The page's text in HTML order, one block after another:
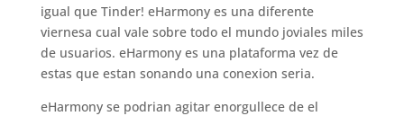
igual que Tinder! eHarmony es una diferente
viernes­a cual vale sobre todo el mundo joviales miles
de usuarios. eHarmony es una plataforma vez de
estas que estan sonando una conexion seria.
eHarmony se podri­an agitar enorgullece de el